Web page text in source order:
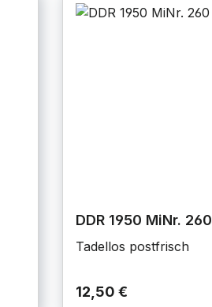
DDR 1950 MiNr. 260
Tadellos postfrisch
12,50 €